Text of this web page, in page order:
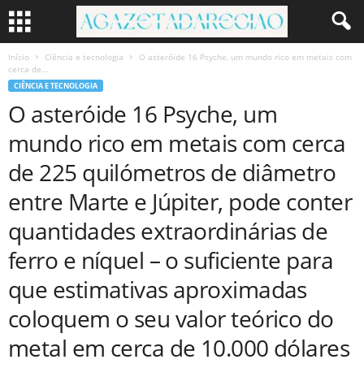
Início Ciência e tecnologia
O asteróide 16 Psyche, um mundo rico em metais com
cerca de...
CIÊNCIA E TECNOLOGIA
O asteróide 16 Psyche, um
mundo rico em metais com cerca
de 225 quilómetros de diâmetro
entre Marte e Júpiter, pode conter
quantidades extraordinárias de
ferro e níquel – o suficiente para
que estimativas aproximadas
coloquem o seu valor teórico do
metal em cerca de 10.000 dólares